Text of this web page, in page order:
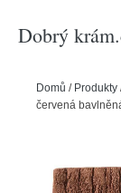
Dobrý
Domů / Produkty
červená